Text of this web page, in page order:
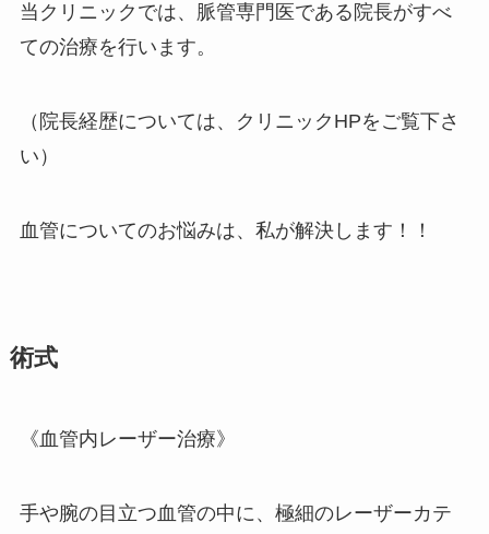
当クリニックでは、脈管専門医である院長がすべ
ての治療を行います。
（院長経歴については、クリニックHPをご覧下さ
い）
血管についてのお悩みは、私が解決します！！
術式
《血管内レーザー治療》
手や腕の目立つ血管の中に、極細のレーザーカテ